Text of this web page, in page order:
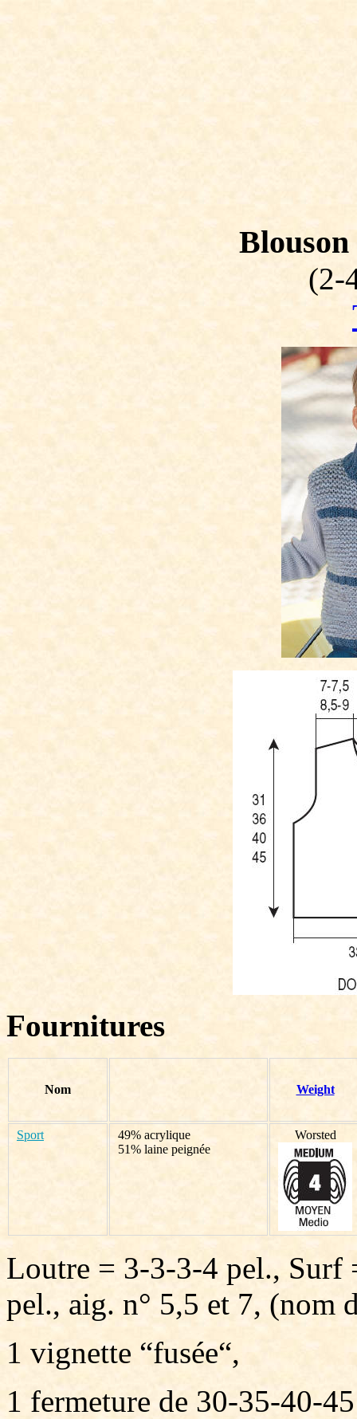
Blouson
(2-
Fournitures
Nom Weight
Sport
49% acrylique
51% laine peignée
Worsted
Loutre = 3-3-3-4 pel., Surf
pel., aig. n° 5,5 et 7, (nom
1 vignette “fusée“,
1 fermeture de 30-35-40-